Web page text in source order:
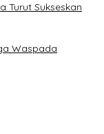
Turut Sukseskan
Waspada